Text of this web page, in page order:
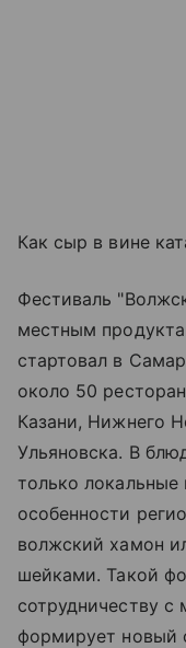
Как сыр в вине
Фестиваль
местным
стартовал в
около 50
Казани, Нижнего
Ульяновска. В
только
особенности
волжский хамон
шейками. Такой
сотрудничеству
формирует новый